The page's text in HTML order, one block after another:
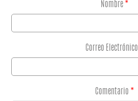
Nombre *
Correo Electrónico
Comentario *